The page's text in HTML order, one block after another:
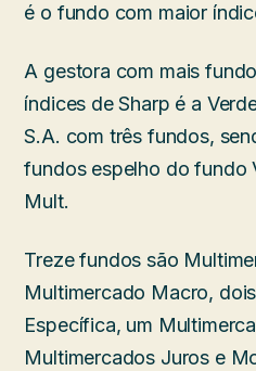
é o fundo com maior
A gestora com mais
índices de Sharp é a
S.A. com três fundos,
fundos espelho do fundo
Mult.
Treze fundos são
Multimercado Macro,
Específica, um
Multimercados Juros e